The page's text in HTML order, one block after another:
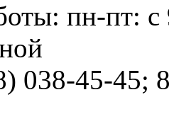
пн-пт:
038-45-45;